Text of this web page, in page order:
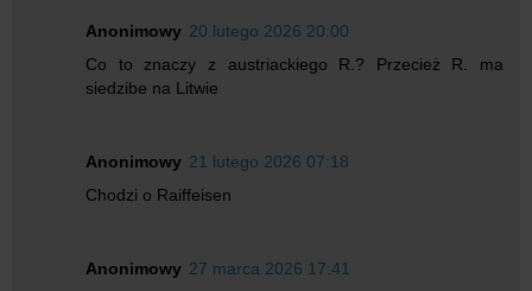
Anonimowy 20 lutego 2026 20:00
Co to znaczy z austriackiego R.? Przecież R. ma
siedzibe na Litwie
Anonimowy 21 lutego 2026 07:18
Chodzi o Raiffeisen
Anonimowy 27 marca 2026 17:41